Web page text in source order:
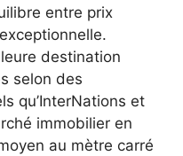
entre prix
destination
selon des
qu’InterNations et
immobilier en
au mètre carré